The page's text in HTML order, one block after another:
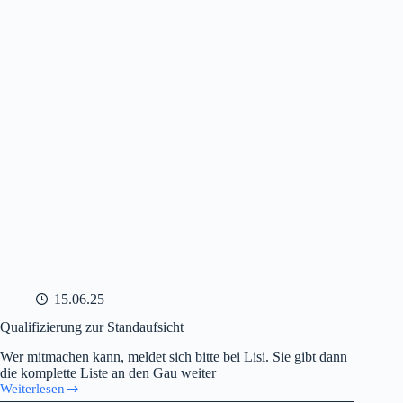
15.06.25
Qualifizierung zur Standaufsicht
Wer mitmachen kann, meldet sich bitte bei Lisi. Sie gibt dann
die komplette Liste an den Gau weiter
Weiterlesen
Qualifizierung